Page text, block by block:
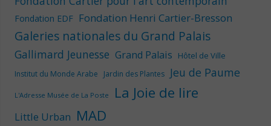
Fondation EDF Fondation Henri Cartier-Bresson
Galeries nationales du Grand Palais
Gallimard Jeunesse Grand Palais Hôtel de Ville
Institut du Monde Arabe Jardin des Plantes Jeu de Paume
L'Adresse Musée de La Poste La Joie de lire
Little Urban MAD